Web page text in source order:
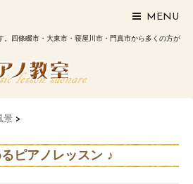
MENU
。四條畷市・大東市・寝屋川市・門真市から多くの方が
景 >
ピアノレッスン ♪